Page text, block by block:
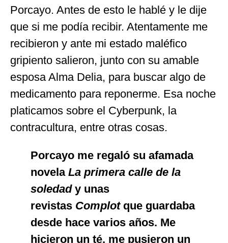
Porcayo. Antes de esto le hablé y le dije
que si me podía recibir. Atentamente me
recibieron y ante mi estado maléfico
gripiento salieron, junto con su amable
esposa Alma Delia, para buscar algo de
medicamento para reponerme. Esa noche
platicamos sobre el Cyberpunk, la
contracultura, entre otras cosas.
Porcayo me regaló su afamada
novela La primera calle de la
soledady unas
revistas Complotque guardaba
desde hace varios años. Me
hicieron un té, me pusieron un